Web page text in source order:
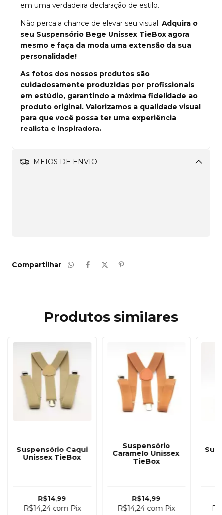
em uma verdadeira declaração de estilo.
Não perca a chance de elevar seu visual. Adquira o
seu Suspensório Bege Unissex TieBox agora
mesmo e faça da moda uma extensão da sua
personalidade!
As fotos dos nossos produtos são
cuidadosamente produzidas por profissionais
em estúdio, garantindo a máxima fidelidade ao
produto original. Valorizamos a qualidade visual
para que você possa ter uma experiência
realista e inspiradora.
MEIOS DE ENVIO
Compartilhar
Produtos similares
Suspensório Caqui
Unissex TieBox
R$14,99
R$14,24 com Pix
Suspensório
Caramelo Unissex
TieBox
R$14,99
R$14,24 com Pix